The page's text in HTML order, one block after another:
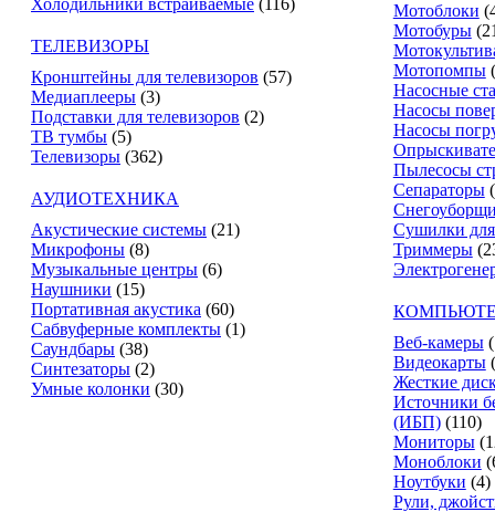
Холодильники встраиваемые (116)
ТЕЛЕВИЗОРЫ
Кронштейны для телевизоров (57)
Медиаплееры (3)
Подставки для телевизоров (2)
ТВ тумбы (5)
Телевизоры (362)
АУДИОТЕХНИКА
Акустические системы (21)
Микрофоны (8)
Музыкальные центры (6)
Наушники (15)
Портативная акустика (60)
Сабвуферные комплекты (1)
Саундбары (38)
Синтезаторы (2)
Умные колонки (30)
Мотоблоки
Мотобуры
Мотопомпы
Насосные
Насосы
Насосы
Пылесосы
Сепараторы
Сушилки
Триммеры
Веб-камеры
Видеокарты
Жесткие
Источники
(ИБП) (110)
Мониторы
Моноблоки
Ноутбуки (4)
Рули,